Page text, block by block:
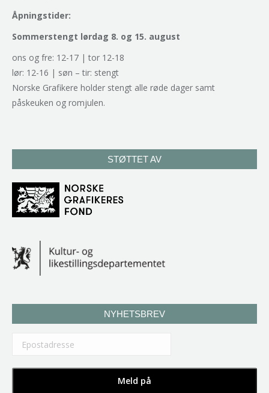
Åpningstider:
Sommerstengt lørdag 8. og 15. august
ons og fre: 12-17 | tor 12-18
lør: 12-16 | søn – tir: stengt
Norske Grafikere holder stengt alle røde dager samt
påskeuken og romjulen.
STØTTET AV
NYHETSBREV